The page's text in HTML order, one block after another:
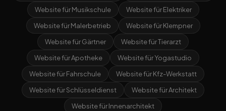
Website für Musikschule
Website für Elektriker
Website für Malerbetrieb
Website für Klempner
Website für Gärtner
Website für Tierarzt
Website für Apotheke
Website für Yogastudio
Website für Fahrschule
Website für Kfz-Werkstatt
Website für Schlüsseldienst
Website für Architekt
Website für Innenarchitekt